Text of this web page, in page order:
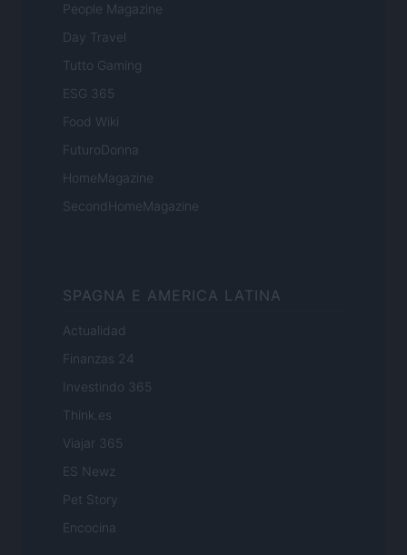
People Magazine
Day Travel
Tutto Gaming
ESG 365
Food Wiki
FuturoDonna
HomeMagazine
SecondHomeMagazine
SPAGNA E AMERICA LATINA
Actualidad
Finanzas 24
Investindo 365
Think.es
Viajar 365
ES Newz
Pet Story
Encocina